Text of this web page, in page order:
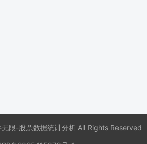
限-股票数据统计分析 All Rights Reserved